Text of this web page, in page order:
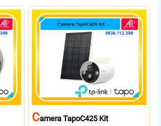
CAmera TapoC425 Kit